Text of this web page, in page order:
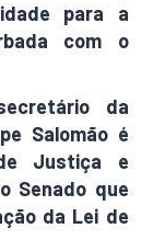
para a
com o
da
Salomão é
Justiça e
Senado que
da Lei de